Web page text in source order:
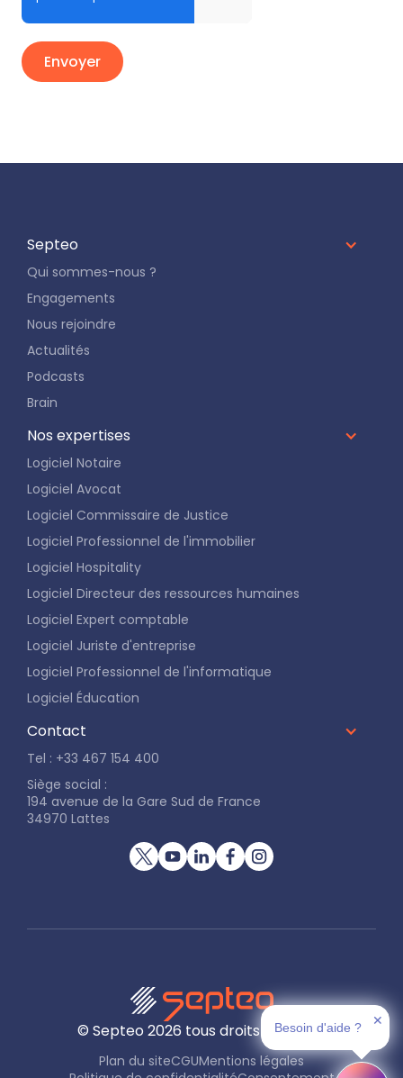
Septeo
Qui sommes-nous ?
Engagements
Nous rejoindre
Actualités
Podcasts
Brain
Nos expertises
Logiciel Notaire
Logiciel Avocat
Logiciel Commissaire de Justice
Logiciel Professionnel de l'immobilier
Logiciel Hospitality
Logiciel Directeur des ressources humaines
Logiciel Expert comptable
Logiciel Juriste d'entreprise
Logiciel Professionnel de l'informatique
Logiciel Éducation
Contact
Tel : +33 467 154 400
Siège social :
194 avenue de la Gare Sud de France
34970 Lattes
© Septeo 2026 tous droits réservés
Plan du siteCGUMentions légales
Besoin d'aide ? ✕